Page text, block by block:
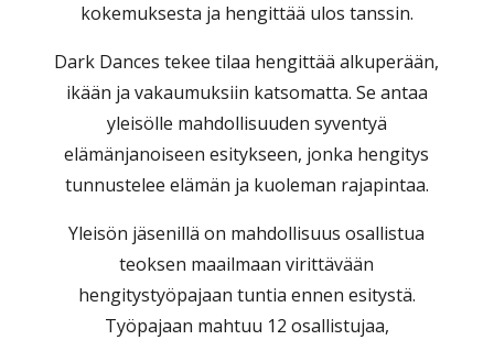
kokemuksesta ja hengittää ulos tanssin.
Dark Dances tekee tilaa hengittää alkuperään,
ikään ja vakaumuksiin katsomatta. Se antaa
yleisölle mahdollisuuden syventyä
elämänjanoiseen esitykseen, jonka hengitys
tunnustelee elämän ja kuoleman rajapintaa.
Yleisön jäsenillä on mahdollisuus osallistua
teoksen maailmaan virittävään
hengitystyöpajaan tuntia ennen esitystä.
Työpajaan mahtuu 12 osallistujaa,